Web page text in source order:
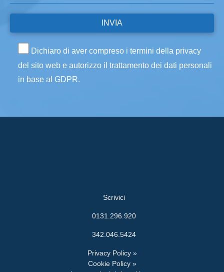
Dichiaro di aver compreso i termini della privacy
del sito web e autorizzo il trattamento dei dati personali
in base al GDPR.
Scrivici
0131.296.920
342.046.5424
Privacy Policy »
Cookie Policy »